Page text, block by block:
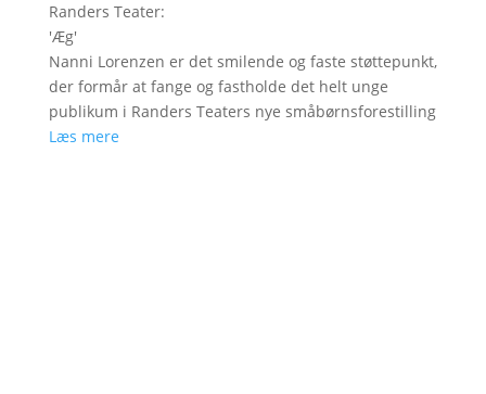
Randers Teater:
'Æg'
Nanni Lorenzen er det smilende og faste støttepunkt,
der formår at fange og fastholde det helt unge
publikum i Randers Teaters nye småbørnsforestilling
Læs mere